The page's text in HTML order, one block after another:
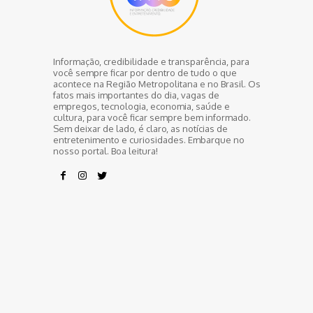
Informação, credibilidade e transparência, para
você sempre ficar por dentro de tudo o que
acontece na Região Metropolitana e no Brasil. Os
fatos mais importantes do dia, vagas de
empregos, tecnologia, economia, saúde e
cultura, para você ficar sempre bem informado.
Sem deixar de lado, é claro, as notícias de
entretenimento e curiosidades. Embarque no
nosso portal. Boa leitura!